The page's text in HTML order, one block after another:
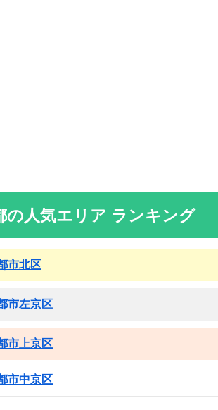
の人気エリア ランキング
市北区
市左京区
市上京区
市中京区